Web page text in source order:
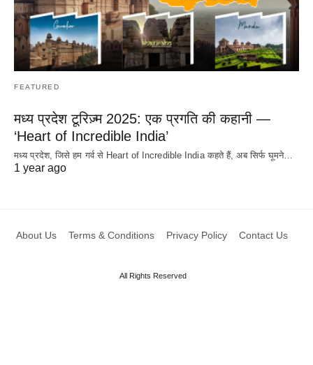
FEATURED
मध्य प्रदेश टूरिज़्म 2025: एक प्रगति की कहानी —
‘Heart of Incredible India’
मध्य प्रदेश, जिसे हम गर्व से Heart of Incredible India कहते हैं, अब सिर्फ घूमने…
1 year ago
About Us Terms & Conditions Privacy Policy Contact Us
All Rights Reserved